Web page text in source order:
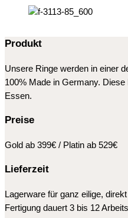
Produkt
Unsere Ringe werden in einer
100% Made in Germany.
Essen.
Preise
Gold ab 399€ / Platin ab 529€
Lieferzeit
Lagerware für ganz eilige,
Fertigung dauert 3 bis 12